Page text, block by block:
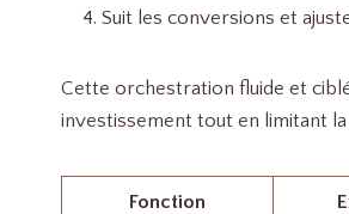
Suit les conversions et
Cette orchestration fluide et
investissement tout en limitant
Fonction